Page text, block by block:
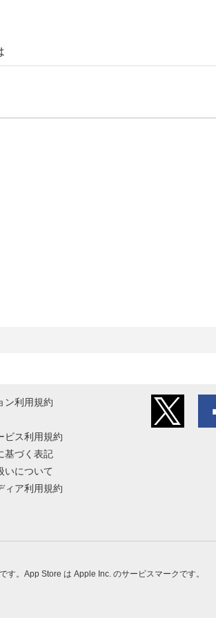
ン利用規約
ビス利用規約
基づく表記
いについて
ィア利用規約
。App Store は Apple Inc. のサービスマークです。